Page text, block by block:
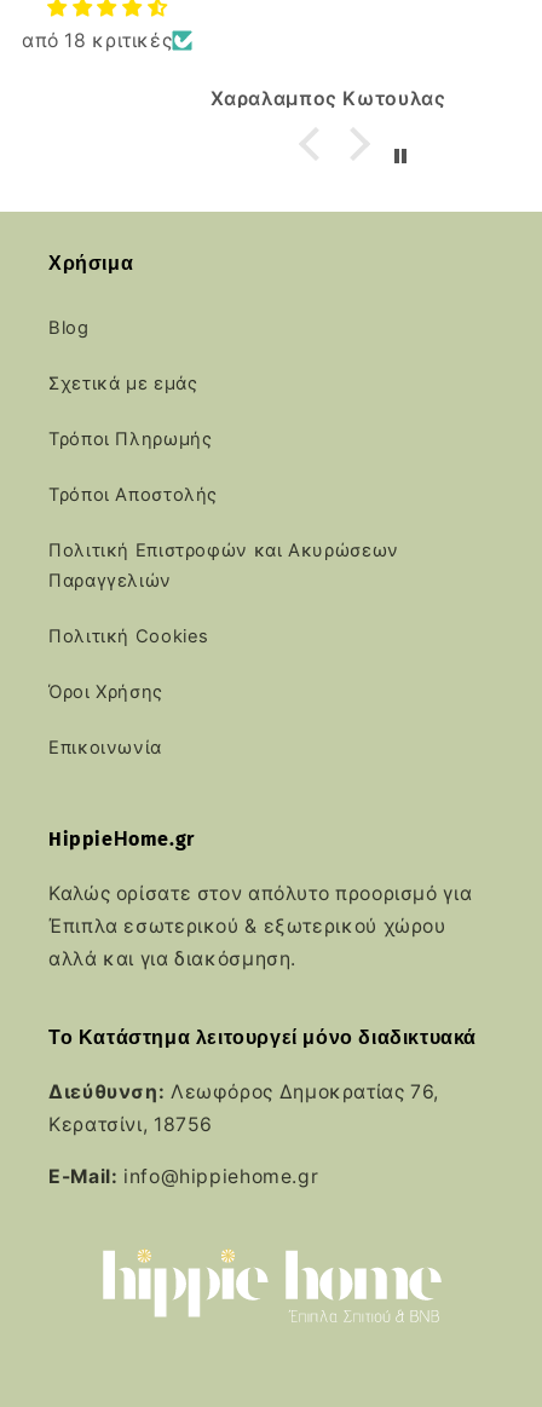
από 18 κριτικές
Χαραλαμπος Κωτουλας
Χρήσιμα
Blog
Σχετικά με εμάς
Τρόποι Πληρωμής
Τρόποι Αποστολής
Πολιτική Επιστροφών και Ακυρώσεων
Παραγγελιών
Πολιτική Cookies
Όροι Χρήσης
Επικοινωνία
HippieΗome.gr
Καλώς ορίσατε στον απόλυτο προορισμό για
Έπιπλα εσωτερικού & εξωτερικού χώρου
αλλά και για διακόσμηση.
Το Κατάστημα λειτουργεί μόνο διαδικτυακά
Διεύθυνση: Λεωφόρος Δημοκρατίας 76,
Κερατσίνι, 18756
E-Mail: info@hippiehome.gr